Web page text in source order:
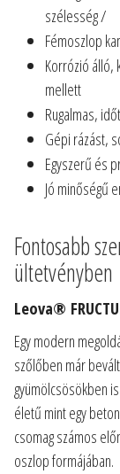
szélesség /
Fémoszlop
Korrózió álló,
mellett
Rugalmas,
Gépi rázást,
Egyszerű és
Jó minőségű
Fontosabb
ültetvényben
Leova®
Egy modern
szőlőben már
gyümölcsösökben
életű mint egy
csomag számos
oszlop formájában.